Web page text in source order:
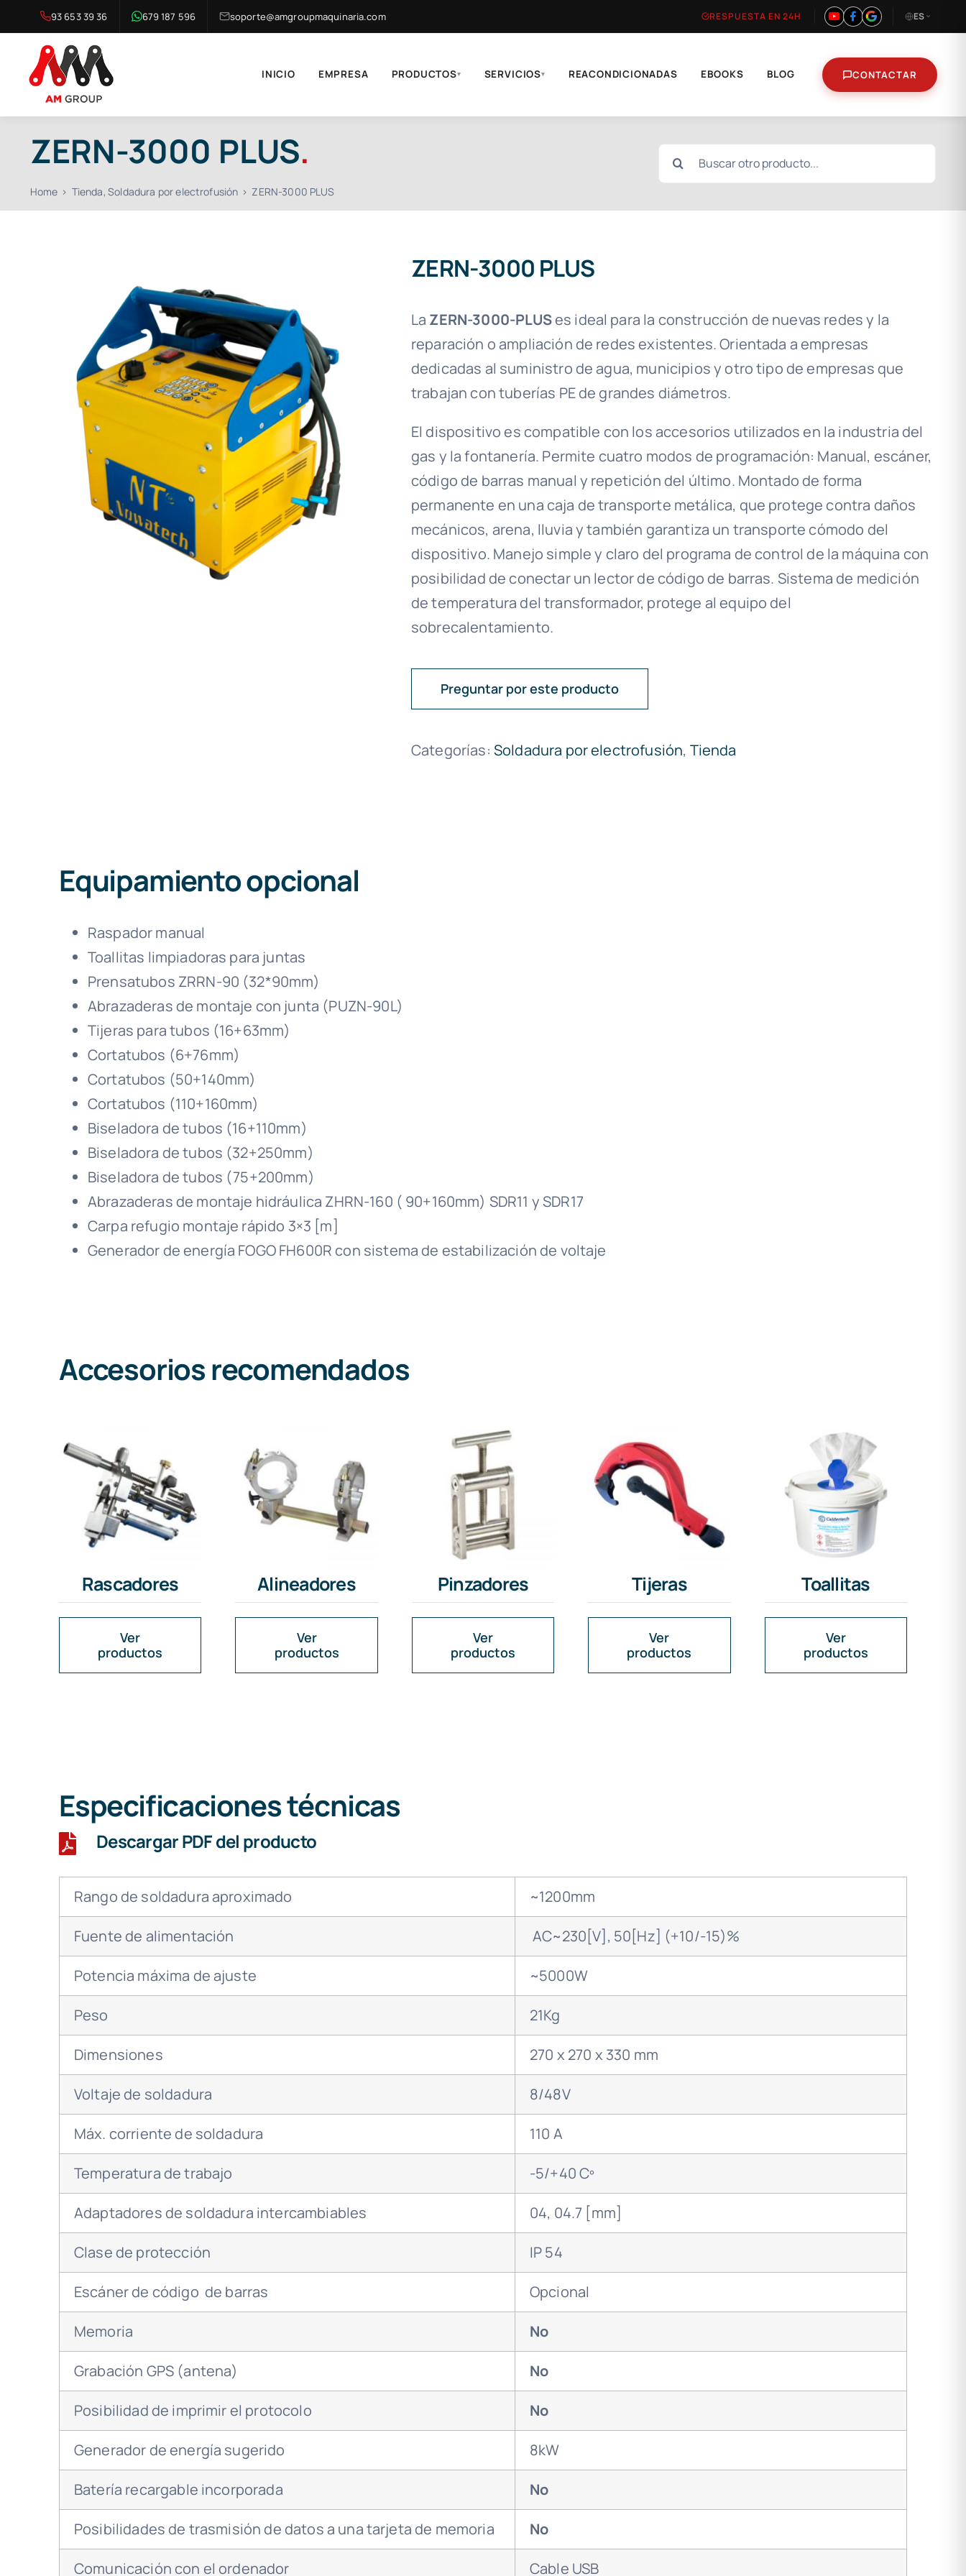
al
contenido
93 653 39 36 679 187 596 soporte@amgroupmaquinaria.com RESPUESTA EN 24H ES
INICIO EMPRESA PRODUCTOS▾ SERVICIOS▾ REACONDICIONADAS EBOOKS BLOG CONTACTAR
ZERN-3000 PLUS.
Home Tienda Soldadura por electrofusión ZERN-3000 PLUS
Buscar:
ZERN-3000 PLUS
La ZERN-3000-PLUSes ideal para la construcción de nuevas redes y la
reparación o ampliación de redes existentes. Orientada a empresas
dedicadas al suministro de agua, municipios y otro tipo de empresas que
trabajan con tuberías PE de grandes diámetros.
El dispositivo es compatible con los accesorios utilizados en la industria del
gas y la fontanería. Permite cuatro modos de programación: Manual, escáner,
código de barras manual y repetición del último. Montado de forma
permanente en una caja de transporte metálica, que protege contra daños
mecánicos, arena, lluvia y también garantiza un transporte cómodo del
dispositivo. Manejo simple y claro del programa de control de la máquina con
posibilidad de conectar un lector de código de barras. Sistema de medición
de temperatura del transformador, protege al equipo del
sobrecalentamiento.
Preguntar por este producto
Categorías: Soldadura por electrofusión, Tienda
Equipamiento opcional
Raspador manual
Toallitas limpiadoras para juntas
Prensatubos ZRRN-90 (32*90mm)
Abrazaderas de montaje con junta (PUZN-90L)
Tijeras para tubos (16+63mm)
Cortatubos (6+76mm)
Cortatubos (50+140mm)
Cortatubos (110+160mm)
Biseladora de tubos (16+110mm)
Biseladora de tubos (32+250mm)
Biseladora de tubos (75+200mm)
Abrazaderas de montaje hidráulica ZHRN-160 ( 90+160mm) SDR11 y SDR17
Carpa refugio montaje rápido 3×3 [m]
Generador de energía FOGO FH600R con sistema de estabilización de voltaje
Accesorios recomendados
Rascadores
Ver
productos
Alineadores
Ver
productos
Pinzadores
Ver
productos
Tijeras
Ver
productos
Toallitas
Ver
productos
Especificaciones técnicas
Descargar PDF del producto
Rango de soldadura aproximado ~1200mm
Fuente de alimentación AC~230[V], 50[Hz] (+10/-15)%
Potencia máxima de ajuste ~5000W
Peso 21Kg
Dimensiones 270 x 270 x 330 mm
Voltaje de soldadura 8/48V
Máx. corriente de soldadura 110 A
Temperatura de trabajo -5/+40 Cº
Adaptadores de soldadura intercambiables 04, 04.7 [mm]
Clase de protección IP 54
Escáner de código de barras Opcional
Memoria No
Grabación GPS (antena) No
Posibilidad de imprimir el protocolo No
Generador de energía sugerido 8kW
Batería recargable incorporada No
Posibilidades de trasmisión de datos a una tarjeta de memoria No
Comunicación con el ordenador Cable USB